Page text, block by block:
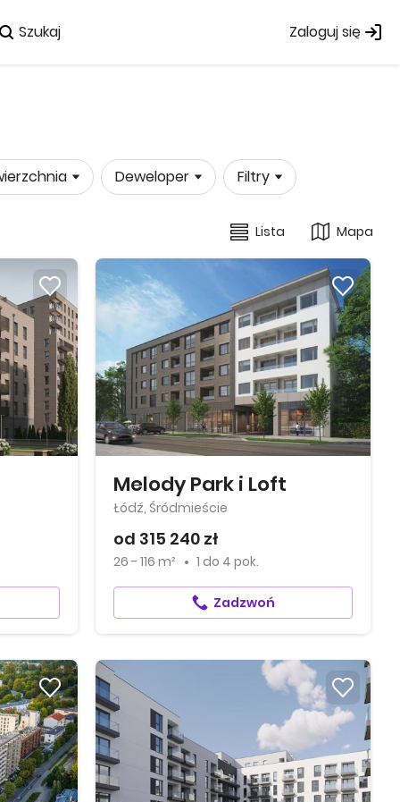
Szukaj Zaloguj się
Deweloper Filtry
Lista Mapa
Melody Park i Loft
Łódź, Śródmieście
od 315 240 zł
26 - 116 m² 1 do 4 pok.
Zadzwoń